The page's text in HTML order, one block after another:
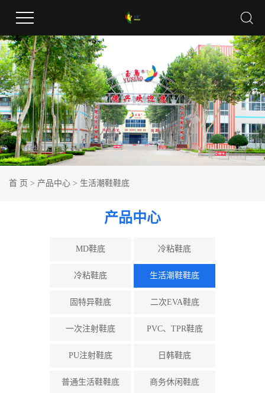
首 页 > 产品中心 > 生活潮鞋鞋底
产品中心
MD鞋底 冷粘鞋底
冷粘鞋底 生活潮鞋鞋底
固特异鞋底 二次EVA鞋底
一次注射鞋底 PVC、TPR鞋底
PU注射鞋底 日韩鞋底
普通生活鞋鞋底 商务休闲鞋底